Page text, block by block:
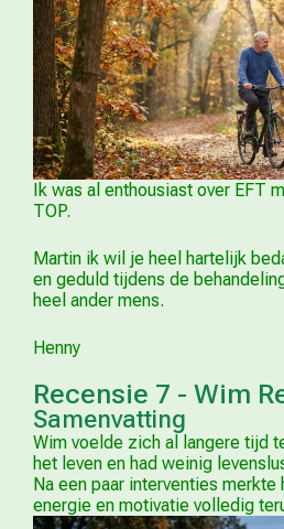
Ik was al enthousiast over EFT
TOP.
Martin ik wil je heel hartelijk
en geduld tijdens de
heel ander mens.
Henny
Recensie 7 - Wim
Samenvatting
Wim voelde zich al langere tijd
het leven en had weinig
Na een paar interventies merkte
energie en motivatie volledig